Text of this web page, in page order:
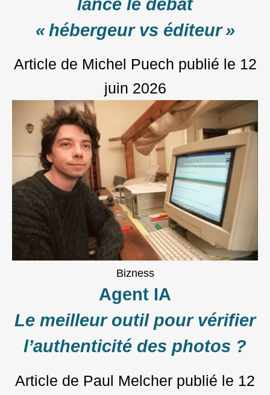
lancé le débat
« hébergeur vs éditeur »
Article de Michel Puech publié le 12
juin 2026
Bizness
Agent IA
Le meilleur outil pour vérifier
l’authenticité des photos ?
Article de Paul Melcher publié le 12